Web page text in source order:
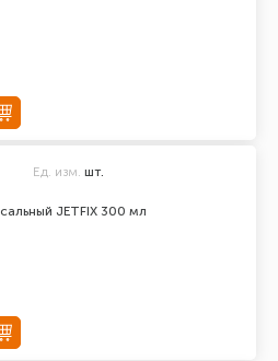
JETFIX 300 мл
Ед. изм. шт.